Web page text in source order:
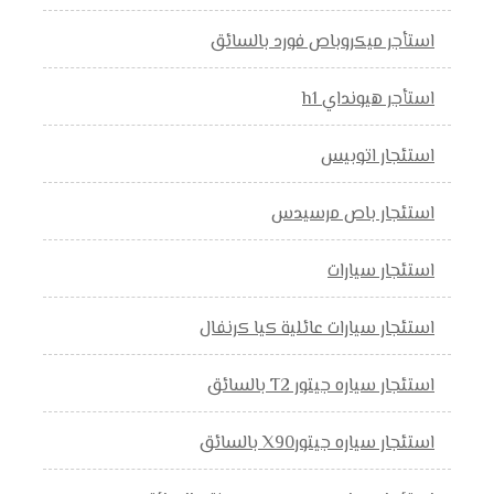
استأجر ميكروباص فورد بالسائق
استأجر هيونداي h1
استئجار اتوبيس
استئجار باص مرسيدس
استئجار سيارات
استئجار سيارات عائلية كيا كرنفال
استئجار سياره جيتور T2 بالسائق
استئجار سياره جيتورX90 بالسائق